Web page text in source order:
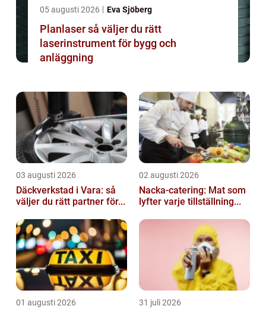
05 augusti 2026 Eva Sjöberg
Planlaser så väljer du rätt
laserinstrument för bygg och
anläggning
03 augusti 2026
Däckverkstad i Vara: så
väljer du rätt partner för...
02 augusti 2026
Nacka-catering: Mat som
lyfter varje tillställning...
01 augusti 2026 31 juli 2026